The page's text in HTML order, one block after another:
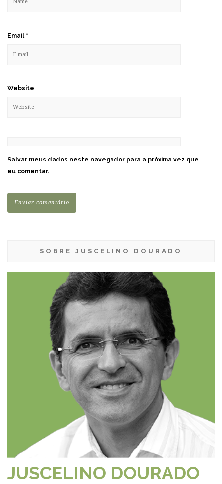
Email *
Website
Salvar meus dados neste navegador para a próxima vez que
eu comentar.
SOBRE JUSCELINO DOURADO
JUSCELINO DOURADO